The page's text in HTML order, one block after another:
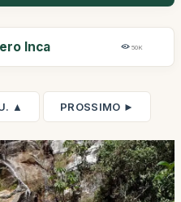
Inca 50K
▲ PROSSIMO ►